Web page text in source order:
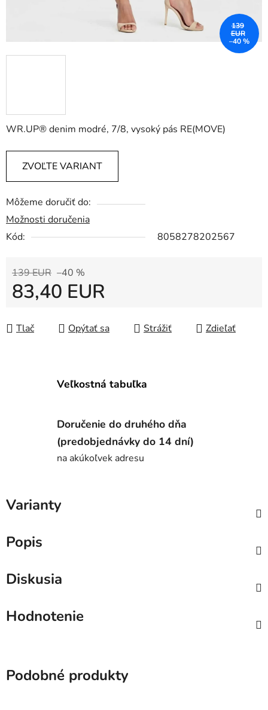
WR.UP® denim modré, 7/8, vysoký pás RE(MOVE)
ZVOĽTE VARIANT
Môžeme doručiť do:
Možnosti doručenia
Kód:
8058278202567
139 EUR –40 %
83,40 EUR
Tlač
Opýtať sa Strážiť Zdieľať
139
EUR
–40 %
Veľkostná tabuľka
Doručenie do druhého dňa
(predobjednávky do 14 dní)
na akúkoľvek adresu
Varianty
Popis
Diskusia
Hodnotenie
Podobné produkty